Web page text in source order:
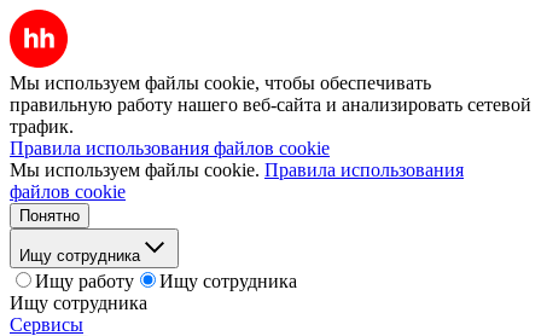
Мы используем файлы cookie, чтобы обеспечивать
правильную работу нашего веб-сайта и анализировать сетевой
трафик.
Правила использования файлов cookie
Мы используем файлы cookie. Правила использования
файлов cookie
Понятно
Ищу сотрудника
Ищу работу
Ищу сотрудника
Ищу сотрудника
Сервисы